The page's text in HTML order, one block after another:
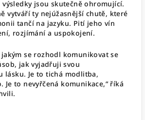
jsou skutečně ohromující.
vytváří ty nejúžasnější chutě, které
tančí na jazyku. Pití jeho vín
rozjímání a uspokojení.
se rozhodl komunikovat se
jak vyjadřuji svou
lásku. Je to tichá modlitba,
Je to nevyřčená komunikace,“ říká